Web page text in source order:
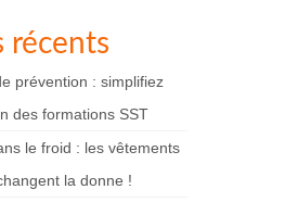
récents
prévention : simplifiez
des formations SST
le froid : les vêtements
la donne !